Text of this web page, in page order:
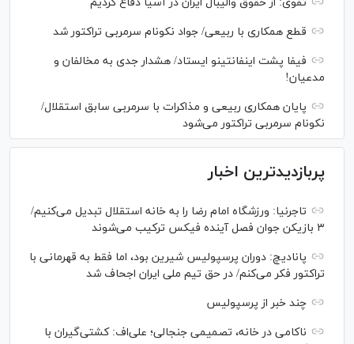
قطع همکاری با ربیعی/ جواد نکونام سرمربی تراکتور شد
فیفا پشت اینفانتینو ایستاد/ هشدار جدی به مخالفان و
مدعیان!
پایان همکاری ربیعی و مذاکرات با سرمربی سابق استقلال/
نکونام سرمربی تراکتور می‌شود
پربازدیدترین اخبار
تاجرنیا: ورزشگاه امام رضا را به خانه استقلال تبدیل می‌کنیم/
۳ بازیکن جوان فصل آینده فیکس ترکیب می‌شوند
پانادیچ: دوران پرسپولیس شیرین بود، اما فقط به قهرمانی با
تراکتور فکر می‌کنم/ در حق تیم ملی ایران اجحاف شد
چند خبر از پرسپولیس
ناکامی در خانه، تصمیمی جنجالی؛ علی‌اف: کشتی‌گیران با